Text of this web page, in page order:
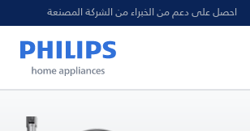
احصل على دعم من الخبراء من الشركة المصنعة